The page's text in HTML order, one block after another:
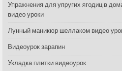
r
:
Упражнения для упругих ягодиц в
видео уроки
Лунный маникюр шеллаком видео
Видеоурок зарапин
Укладка плитки видеоурок